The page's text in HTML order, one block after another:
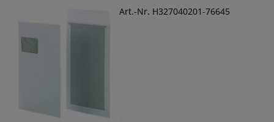
Art.-Nr. H327040201-76645